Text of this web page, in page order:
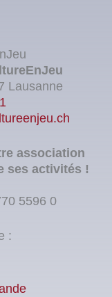
Lausanne
association
ses activités !
5596 0
: